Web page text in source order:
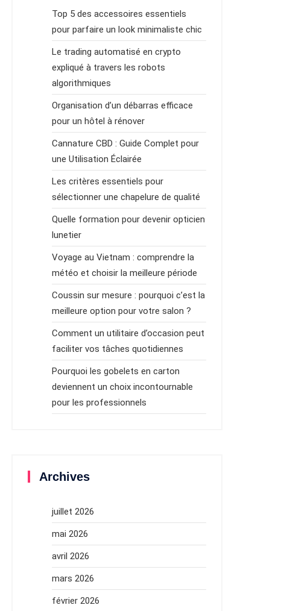
Top 5 des accessoires essentiels
pour parfaire un look minimaliste chic
Le trading automatisé en crypto
expliqué à travers les robots
algorithmiques
Organisation d’un débarras efficace
pour un hôtel à rénover
Cannature CBD : Guide Complet pour
une Utilisation Éclairée
Les critères essentiels pour
sélectionner une chapelure de qualité
Quelle formation pour devenir opticien
lunetier
Voyage au Vietnam : comprendre la
météo et choisir la meilleure période
Coussin sur mesure : pourquoi c’est la
meilleure option pour votre salon ?
Comment un utilitaire d’occasion peut
faciliter vos tâches quotidiennes
Pourquoi les gobelets en carton
deviennent un choix incontournable
pour les professionnels
Archives
juillet 2026
mai 2026
avril 2026
mars 2026
février 2026